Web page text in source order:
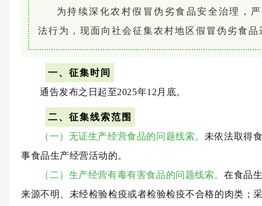
为持续深化农村假冒伪劣食品安全治理，
法行为，现面向社会征集农村地区假冒伪劣食
一、征集时间
通告发布之日起至2025年12月底。
二、征集线索范围
（一）无证生产经营食品的问题线索。 未依法取得
事食品生产经营活动的。
（二）生产经营有毒有害食品的问题线索。在食品
来源不明、未经检验检疫或者检验检疫不合格的肉类；